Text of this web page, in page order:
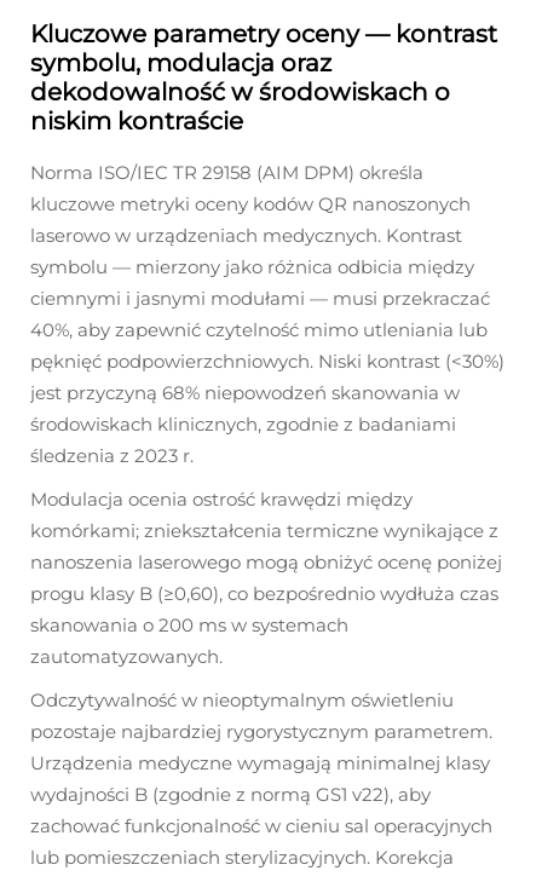
Kluczowe parametry oceny — kontrast
symbolu, modulacja oraz
dekodowalność w środowiskach o
niskim kontraście
Norma ISO/IEC TR 29158 (AIM DPM) określa
kluczowe metryki oceny kodów QR nanoszonych
laserowo w urządzeniach medycznych. Kontrast
symbolu — mierzony jako różnica odbicia między
ciemnymi i jasnymi modułami — musi przekraczać
40%, aby zapewnić czytelność mimo utleniania lub
pęknięć podpowierzchniowych. Niski kontrast (<30%)
jest przyczyną 68% niepowodzeń skanowania w
środowiskach klinicznych, zgodnie z badaniami
śledzenia z 2023 r.
Modulacja ocenia ostrość krawędzi między
komórkami; zniekształcenia termiczne wynikające z
nanoszenia laserowego mogą obniżyć ocenę poniżej
progu klasy B (≥0,60), co bezpośrednio wydłuża czas
skanowania o 200 ms w systemach
zautomatyzowanych.
Odczytywalność w nieoptymalnym oświetleniu
pozostaje najbardziej rygorystycznym parametrem.
Urządzenia medyczne wymagają minimalnej klasy
wydajności B (zgodnie z normą GS1 v22), aby
zachować funkcjonalność w cieniu sal operacyjnych
lub pomieszczeniach sterylizacyjnych. Korekcja